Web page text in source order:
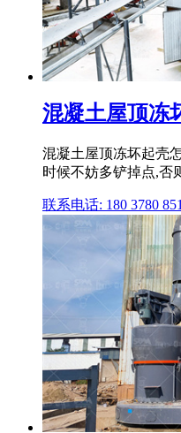
混凝土屋顶冻
混凝土屋顶冻坏起壳
时候不妨多铲掉点,否
联系电话: 180 3780